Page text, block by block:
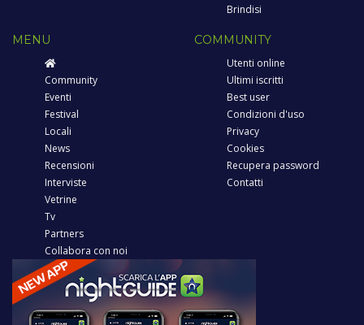
Brindisi
MENU
Community
Eventi
Festival
Locali
News
Recensioni
Interviste
Vetrine
Tv
Partners
Collabora con noi
COMMUNITY
Utenti online
Ultimi iscritti
Best user
Condizioni d'uso
Privacy
Cookies
Recupera password
Contatti